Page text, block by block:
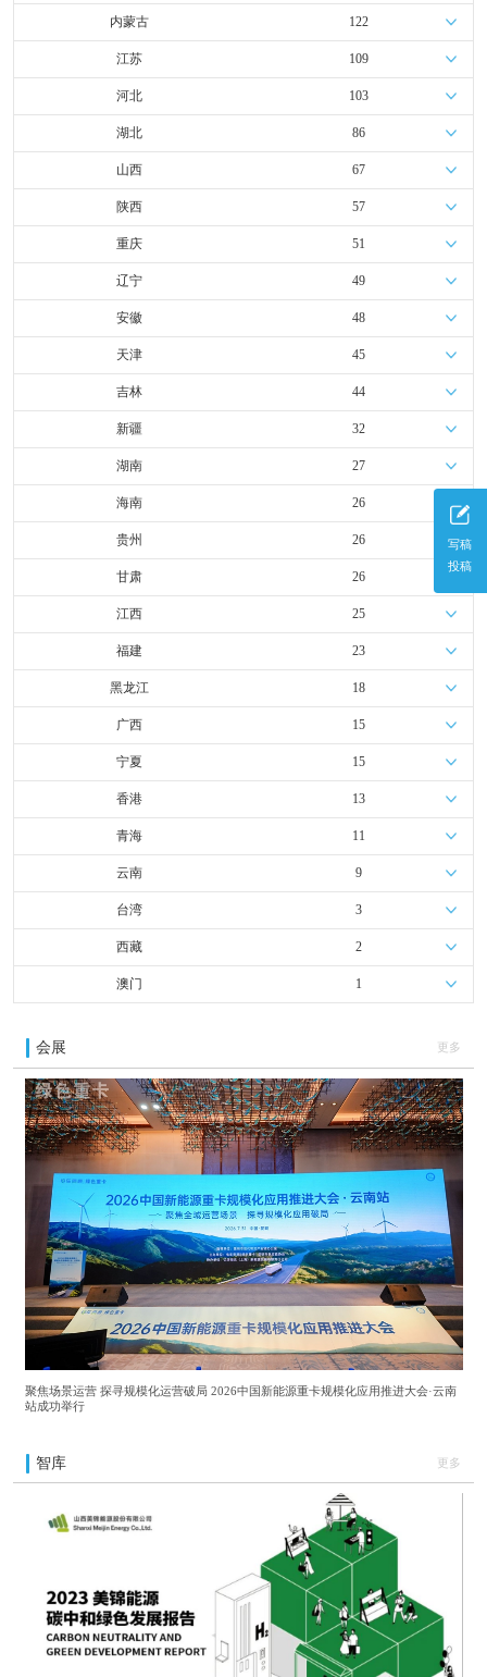
写稿
投稿
内蒙古 122
江苏 109
河北 103
湖北 86
山西 67
陕西 57
重庆 51
辽宁 49
安徽 48
天津 45
吉林 44
新疆 32
湖南 27
海南 26
贵州 26
甘肃 26
江西 25
福建 23
黑龙江 18
广西 15
宁夏 15
香港 13
青海 11
云南 9
台湾 3
西藏 2
澳门 1
会展 更多
聚焦场景运营 探寻规模化运营破局 2026中国新能源重卡规模化应用推进大会·云南
站成功举行
智库 更多